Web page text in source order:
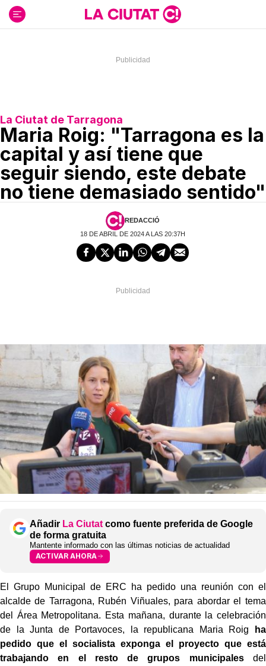
contenido
La Ciutat de Tarragona
Maria Roig: "Tarragona es la
capital y así tiene que
seguir siendo, este debate
no tiene demasiado sentido"
REDACCIÓ
18 DE ABRIL DE 2024 A LAS 20:37H
Añadir La Ciutat como fuente preferida de Google
de forma gratuita
Mantente informado con las últimas noticias de actualidad
ACTIVAR AHORA
El Grupo Municipal de ERC ha pedido una reunión con el
alcalde de Tarragona, Rubén Viñuales, para abordar el tema
del Área Metropolitana. Esta mañana, durante la celebración
de la Junta de Portavoces, la republicana Maria Roig ha
pedido que el socialista exponga el proyecto que está
trabajando en el resto de grupos municipalesdel